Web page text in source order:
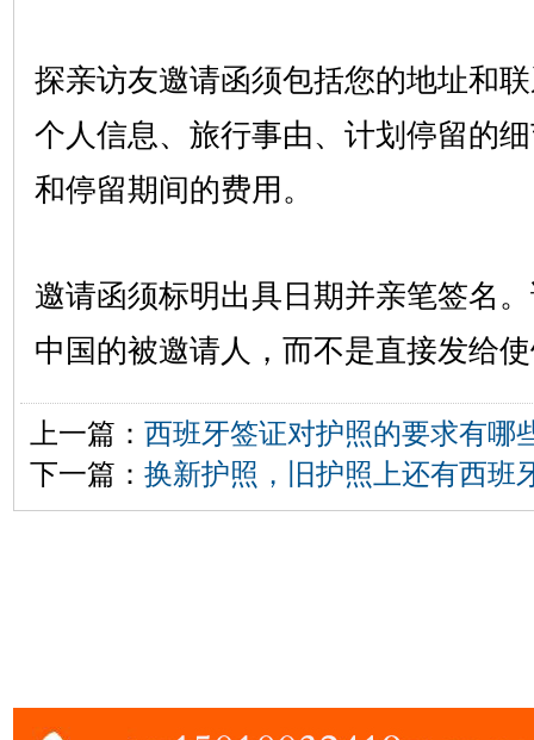
探亲访友邀请函须包括您的地址和
个人信息、旅行事由、计划停留的
和停留期间的费用。
邀请函须标明出具日期并亲笔签名
中国的被邀请人，而不是直接发给
上一篇： 西班牙签证对护照的要求有哪
下一篇： 换新护照，旧护照上还有西班